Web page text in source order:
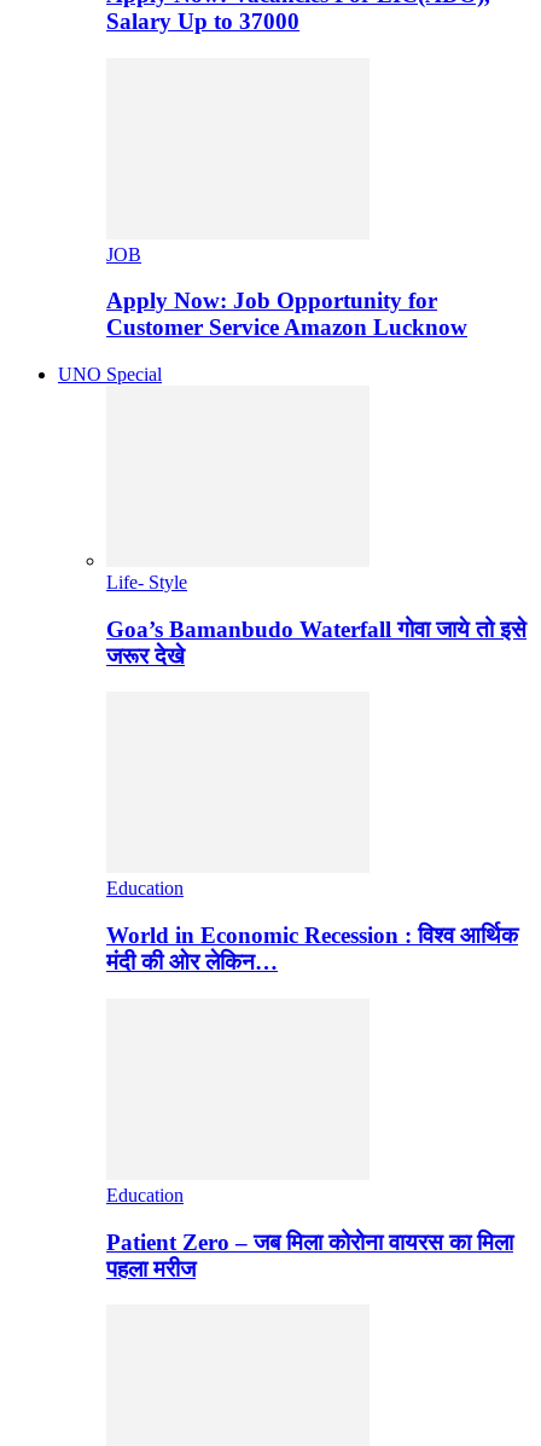
Salary Up to 37000
JOB
Apply Now: Job Opportunity for
Customer Service Amazon Lucknow
UNO Special
Life- Style
Goa’s Bamanbudo Waterfall गोवा जाये तो इसे
जरूर देखे
Education
World in Economic Recession : विश्व आर्थिक
मंदी की ओर लेकिन…
Education
Patient Zero – जब मिला कोरोना वायरस का मिला
पहला मरीज